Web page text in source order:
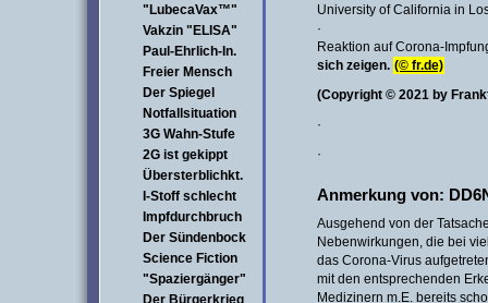
"LubecaVax™"
Vakzin "ELISA"
Paul-Ehrlich-In.
Freier Mensch
Der Spiegel
Notfallsituation
3G Wahn-Stufe
2G ist gekippt
Übersterblichkt.
I-Stoff schlecht
Impfdurchbruch
Der Sündenbock
Science Fiction
"Spaziergänger"
Der Bürgerkrieg
University of California in
·
Reaktion auf Corona-
sich zeigen. (© fr.de)
(Copyright © 2021 by
·
·
Anmerkung von:
Ausgehend von der
Nebenwirkungen, die bei
das Corona-Virus
mit den entsprechenden
Medizinern m.E. bereits